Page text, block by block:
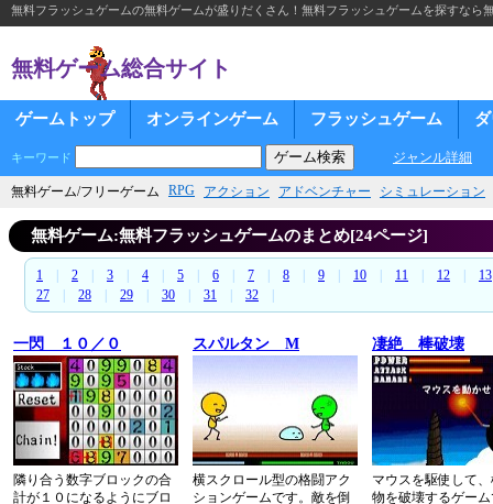
無料フラッシュゲームの無料ゲームが盛りだくさん！無料フラッシュゲームを探すなら
無料ゲーム総合サイト
ゲームトップ オンラインゲーム フラッシュゲーム
キーワード ジャンル詳細
無料ゲーム/フリーゲーム RPG アクション アドベンチャー シミュレーション
無料ゲーム:無料フラッシュゲームのまとめ[24ページ]
1 2 3 4 5 6 7 8 9 10 11 12 13
27
28 29 30 31 32
一閃 １０／０
隣り合う数字ブロックの合
計が１０になるようにブロ
スパルタン M
横スクロール型の格闘アク
ションゲームです。敵を倒
凄絶 棒破壊
マウスを駆使して
物を破壊するゲー